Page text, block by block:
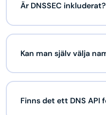
Är DNSSEC inkluderat?
Kan man själv välja
Finns det ett DNS